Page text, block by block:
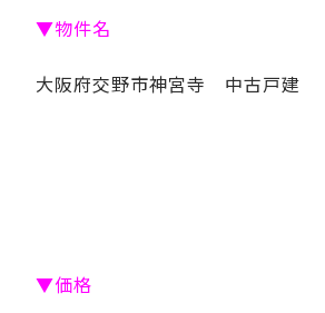
▼物件名
大阪府交野市神宮寺 中古戸建
▼価格